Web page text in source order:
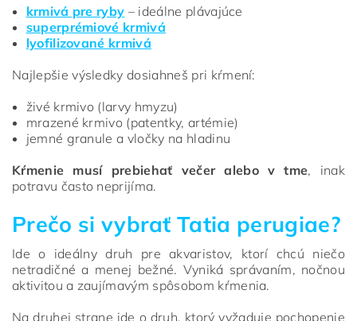
krmivá pre ryby – ideálne plávajúce
superprémiové krmivá
lyofilizované krmivá
Najlepšie výsledky dosiahneš pri kŕmení:
živé krmivo (larvy hmyzu)
mrazené krmivo (patentky, artémie)
jemné granule a vločky na hladinu
Kŕmenie musí prebiehať večer alebo v tme, inak
potravu často neprijíma.
Prečo si vybrať Tatia perugiae?
Ide o ideálny druh pre akvaristov, ktorí chcú niečo
netradičné a menej bežné. Vyniká správaním, nočnou
aktivitou a zaujímavým spôsobom kŕmenia.
Na druhej strane ide o druh, ktorý vyžaduje pochopenie